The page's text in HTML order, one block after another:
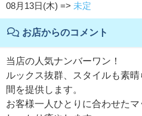
08月13日(木) => 未定
お店からのコメント
当店の人気ナンバーワン！
ルックス抜群、スタイルも素
間を提供します。
お客様一人ひとりに合わせた